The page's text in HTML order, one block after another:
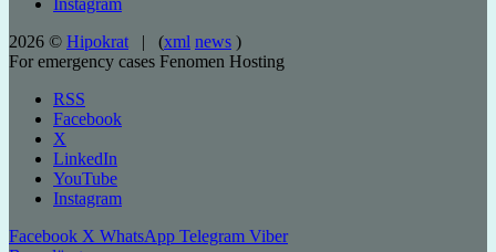
Instagram
2026 © Hipokrat | (xml news )
For emergency cases Fenomen Hosting
RSS
Facebook
X
LinkedIn
YouTube
Instagram
Facebook X WhatsApp Telegram Viber